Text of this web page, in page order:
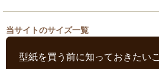
当サイトのサイズ一覧
型紙を買う前に知っておきたい